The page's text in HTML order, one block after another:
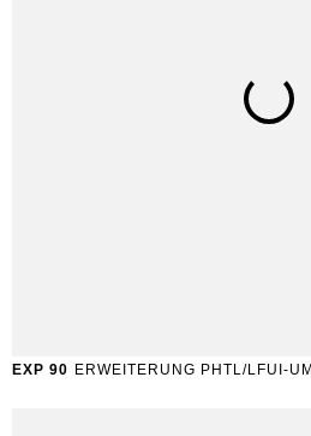
EXP 90 ERWEITERUNG PHTL/LFUI-